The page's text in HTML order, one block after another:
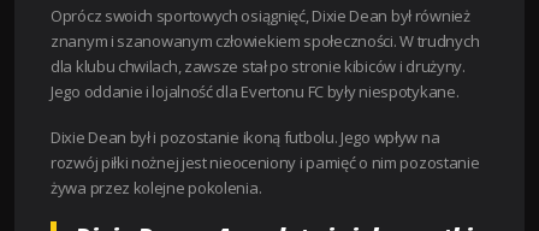
Oprócz swoich sportowych osiągnięć, Dixie Dean był również
znanym i szanowanym człowiekiem społeczności. W trudnych
dla klubu chwilach, zawsze stał po stronie kibiców i drużyny.
Jego oddanie i lojalność dla Evertonu FC były niespotykane.
Dixie Dean był i pozostanie ikoną futbolu. Jego wpływ na
rozwój piłki nożnej jest nieoceniony i pamięć o nim pozostanie
żywa przez kolejne pokolenia.